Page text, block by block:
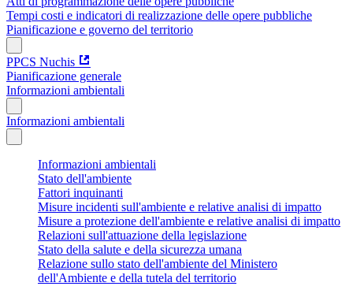
Tempi costi e indicatori di realizzazione delle opere pubbliche
Pianificazione e governo del territorio
PPCS Nuchis
Pianificazione generale
Informazioni ambientali
Informazioni ambientali
Informazioni ambientali
Stato dell'ambiente
Fattori inquinanti
Misure incidenti sull'ambiente e relative analisi di impatto
Misure a protezione dell'ambiente e relative analisi di impatto
Relazioni sull'attuazione della legislazione
Stato della salute e della sicurezza umana
Relazione sullo stato dell'ambiente del Ministero
dell'Ambiente e della tutela del territorio